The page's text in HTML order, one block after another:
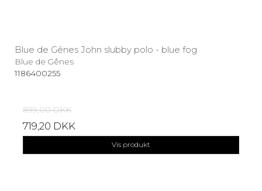
Blue de Gênes John slubby polo - blue fog
Blue de Gênes
1186400255
899,00 DKK
719,20 DKK
Vis produkt